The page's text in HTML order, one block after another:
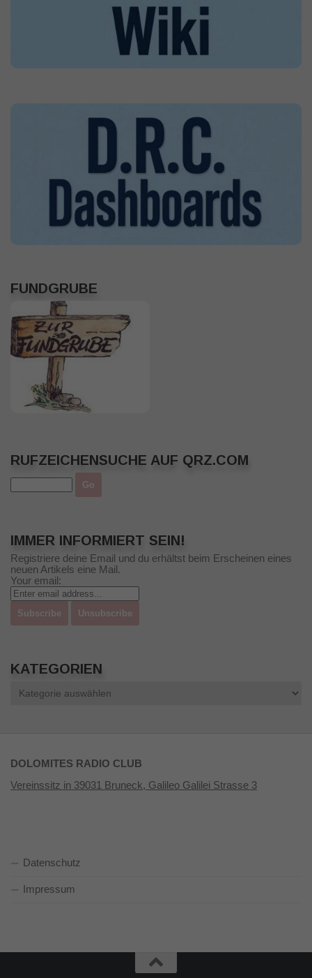
FUNDGRUBE
RUFZEICHENSUCHE AUF QRZ.COM
IMMER INFORMIERT SEIN!
Registriere deine Email und du erhältst beim Erscheinen eines
neuen Artikels eine Mail.
Your email:
KATEGORIEN
DOLOMITES RADIO CLUB
Vereinssitz in 39031 Bruneck, Galileo Galilei Strasse 3
Datenschutz
Impressum